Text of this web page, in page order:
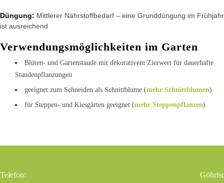
Düngung: Mittlerer Nährstoffbedarf – eine Grunddüngung im Frühjahr
ist ausreichend
Verwendungsmöglichkeiten im Garten
Blüten- und Gartenstaude mit dekorativem Zierwert für dauerhafte
Staudenpflanzungen
geeignet zum Schneiden als Schnittblume (mehr Schnittblumen)
für Steppen- und Kiesgärten geeignet (mehr Steppenpflanzen)
Telefon: